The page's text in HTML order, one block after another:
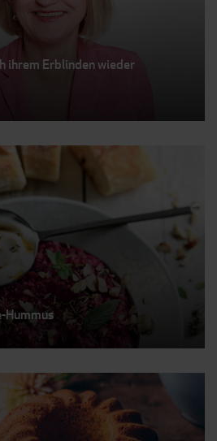
ihrem Erblinden wieder
Hummus